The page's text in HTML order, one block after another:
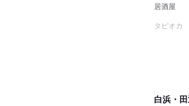
居酒屋
タピオカ
白浜・